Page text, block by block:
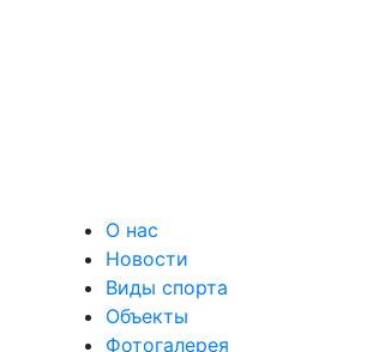
О нас
Новости
Виды спорта
Объекты
Фотогалерея